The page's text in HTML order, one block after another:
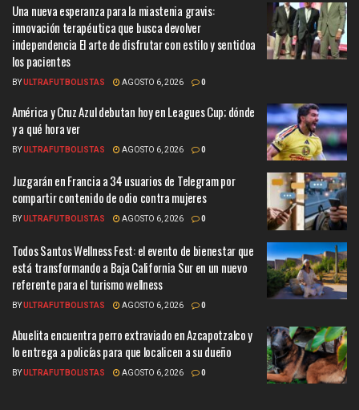
Una nueva esperanza para la miastenia gravis:
innovación terapéutica que busca devolver
independencia El arte de disfrutar con estilo y sentidoa
los pacientes
BYULTRAFUTBOLISTAS AGOSTO 6, 2026 0
América y Cruz Azul debutan hoy en Leagues Cup; dónde
y a qué hora ver
BYULTRAFUTBOLISTAS AGOSTO 6, 2026 0
Juzgarán en Francia a 34 usuarios de Telegram por
compartir contenido de odio contra mujeres
BYULTRAFUTBOLISTAS AGOSTO 6, 2026 0
Todos Santos Wellness Fest: el evento de bienestar que
está transformando a Baja California Sur en un nuevo
referente para el turismo wellness
BYULTRAFUTBOLISTAS AGOSTO 6, 2026 0
Abuelita encuentra perro extraviado en Azcapotzalco y
lo entrega a policías para que localicen a su dueño
BYULTRAFUTBOLISTAS AGOSTO 6, 2026 0